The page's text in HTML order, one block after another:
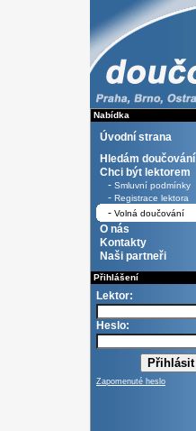
Nabídka
Úvodní strana
Hledám doučování
Chci být lektorem
- Smluvní podmínky
- Registrace lektora
- Volná doučování
O nás
Kontakty
Naši partneři
Přihlášení
Lektor:
Heslo:
Zapomenuté heslo